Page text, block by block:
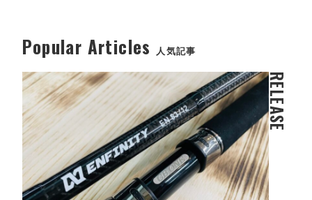
Popular Articles 人気記事
RELEASE